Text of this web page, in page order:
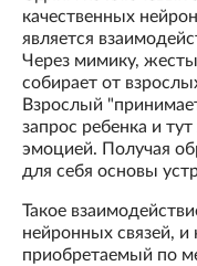
качественных
является
Через мимику,
собирает от
Взрослый
запрос ребенка и
эмоцией. Получая
для себя основы
Такое
нейронных связей,
приобретаемый по